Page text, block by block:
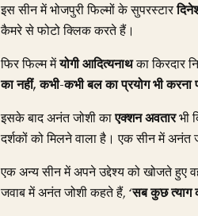
इस सीन में भोजपुरी फिल्मों के सुपरस्टार
कैमरे से फोटो क्लिक करते हैं।
फिर फिल्म मेंयोगी आदित्यनाथका किरदार
का नहीं, कभी-कभी बल का प्रयोग भी करना
इसके बाद अनंत जोशी काएक्शन अवतारभी
दर्शकों को मिलने वाला है। एक सीन में अनंत
एक अन्य सीन में अपने उद्देश्य को खोजते हुए
जवाब में अनंत जोशी कहते हैं, ‘सब कुछ त्याग